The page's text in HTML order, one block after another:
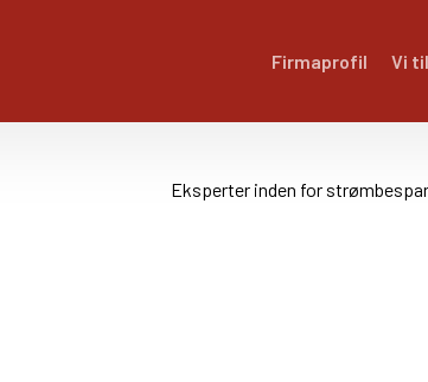
Firmaprofil Vi
Eksperter inden for